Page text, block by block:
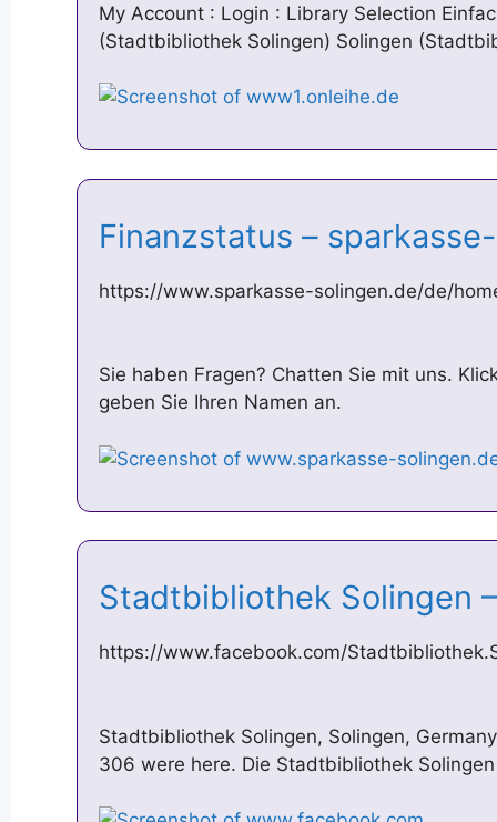
My Account : Login : Library Selection
(Stadtbibliothek Solingen) Solingen
Finanzstatus –
https://www.sparkasse-solingen.de/de/
Sie haben Fragen? Chatten Sie mit uns.
geben Sie Ihren Namen an.
Stadtbibliothek Solingen
https://www.facebook.com/
Stadtbibliothek Solingen, Solingen,
306 were here. Die Stadtbibliothek